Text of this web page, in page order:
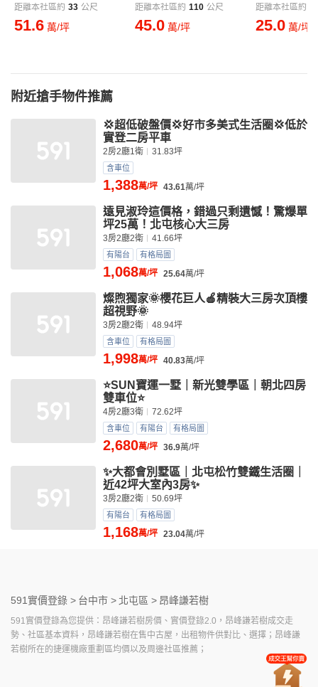
距離本社區約 33 公尺
51.6 萬/坪
距離本社區約 110 公尺
45.0 萬/坪
距離本社區約
25.0 萬/坪
附近搶手物件推薦
💢超低破盤價💢好市多美式生活圈💢低於
實登二房平車
2房2廳1衛 31.83坪
含車位
1,388萬/坪 43.61萬/坪
遠見淑玲這價格，錯過只剩遺憾！驚爆單
坪25萬！北屯核心大三房
3房2廳2衛 41.66坪
有陽台 有格局圖
1,068萬/坪 25.64萬/坪
燦煦獨家🌞櫻花巨人🍎精裝大三房次頂樓
超視野🌞
3房2廳2衛 48.94坪
含車位 有格局圖
1,998萬/坪 40.83萬/坪
⭐️SUN寶運一墅｜新光雙學區｜朝北四房
雙車位⭐️
4房2廳3衛 72.62坪
含車位 有陽台 有格局圖
2,680萬/坪 36.9萬/坪
✨大都會別墅區｜北屯松竹雙鐵生活圈｜
近42坪大室內3房✨
3房2廳2衛 50.69坪
有陽台 有格局圖
1,168萬/坪 23.04萬/坪
591實價登錄 > 台中市 > 北屯區 > 昂峰謙若樹
591實價登錄為您提供：昂峰謙若樹房價、實價登錄2.0，昂峰謙若樹成交走
勢、社區基本資料，昂峰謙若樹在售中古屋，出租物件供對比、選擇；昂峰謙
若樹所在的捷運機廠重劃區均價以及周邊社區推薦；